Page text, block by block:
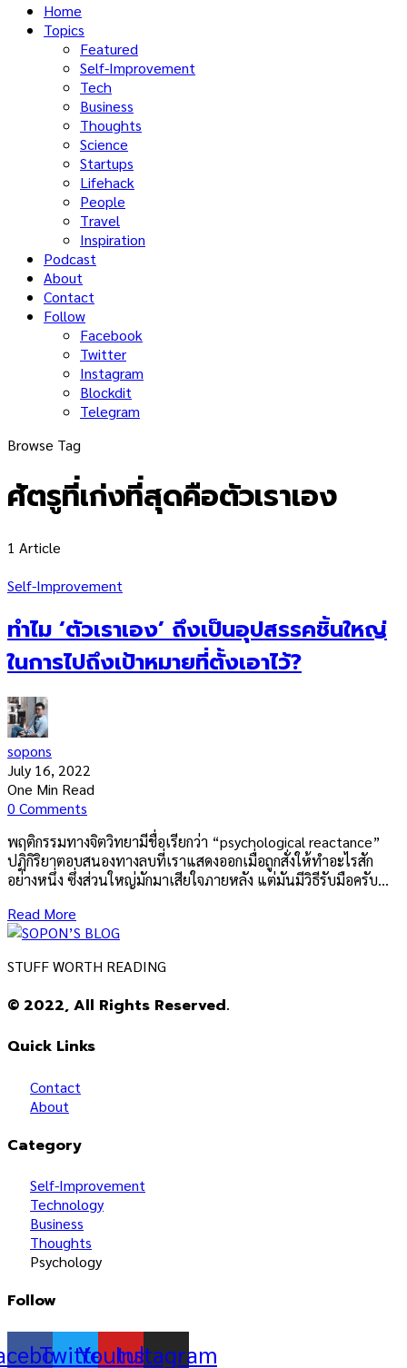
Home
Topics
Featured
Self-Improvement
Tech
Business
Thoughts
Science
Startups
Lifehack
People
Travel
Inspiration
Podcast
About
Contact
Follow
Facebook
Twitter
Instagram
Blockdit
Telegram
Browse Tag
ศัตรูที่เก่งที่สุดคือตัวเราเอง
1 Article
Self-Improvement
ทำไม ‘ตัวเราเอง’ ถึงเป็นอุปสรรคชิ้นใหญ่
ในการไปถึงเป้าหมายที่ตั้งเอาไว้?
sopons
July 16, 2022
One Min Read
0 Comments
พฤติกรรมทางจิตวิทยามีชื่อเรียกว่า “psychological reactance”
ปฏิกิริยาตอบสนองทางลบที่เราแสดงออกเมื่อถูกสั่งให้ทำอะไรสัก
อย่างหนึ่ง ซึ่งส่วนใหญ่มักมาเสียใจภายหลัง แต่มันมีวิธีรับมือครับ…
Read More
STUFF WORTH READING
© 2022, All Rights Reserved.
Quick Links
Contact
About
Category
Self-Improvement
Technology
Business
Thoughts
Psychology
Follow
TwitterYoutube
Instagram